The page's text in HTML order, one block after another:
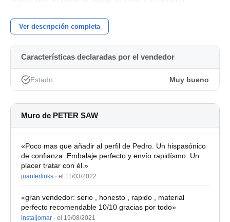
Los precios ganados por la asombrosa calidad de
reverberación, técnicas de compresión y muchos otros
efectos TC clásicos, como Dynamic Delay y Chorus,
también garantizan la calidad de este producto. El
funcionamiento lógico a través de la intuitiva interfaz de
usuario le permitirá configurar una serie de sonidos de
calidad
Ver descripción completa
Características declaradas por el vendedor
Estado Muy bueno
Muro de PETER SAW
«Poco mas que añadir al perfil de Pedro. Un hispasónico
de confianza. Embalaje perfecto y envío rapidísmo. Un
placer tratar con él.»
juanferlinks · el 11/03/2022
«gran vendedor: serio , honesto , rapido , material
perfecto recomendable 10/10 gracias por todo»
instaljomar · el 19/08/2021